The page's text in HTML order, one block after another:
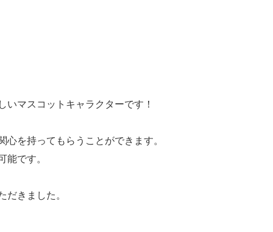
マスコットキャラクターです！
を持ってもらうことができます。
です。
きました。